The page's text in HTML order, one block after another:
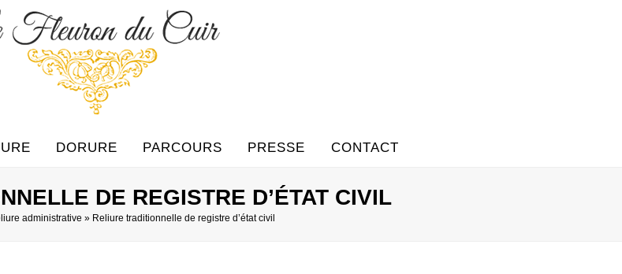
DORURE PARCOURS PRESSE CONTACT
DE REGISTRE D’ÉTAT CIVIL
administrative » Reliure traditionnelle de registre d’état civil